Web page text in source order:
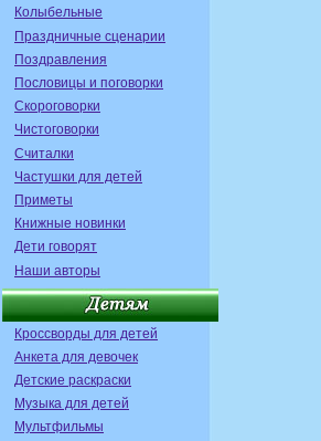
Колыбельные
Праздничные сценарии
Поздравления
Пословицы и поговорки
Скороговорки
Чистоговорки
Считалки
Частушки для детей
Приметы
Книжные новинки
Дети говорят
Наши авторы
Кроссворды для детей
Анкета для девочек
Детские раскраски
Музыка для детей
Мультфильмы